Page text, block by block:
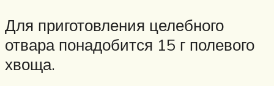
Для приготовления целебного
отвара понадобится 15 г полевого
хвоща.